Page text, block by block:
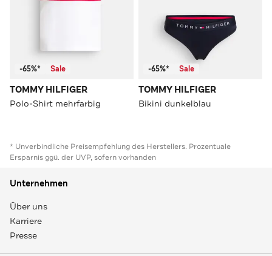
-65%* Sale
TOMMY HILFIGER
Polo-Shirt mehrfarbig
-65%* Sale
TOMMY HILFIGER
Bikini dunkelblau
* Unverbindliche Preisempfehlung des Herstellers. Prozentuale
Ersparnis ggü. der UVP, sofern vorhanden
Unternehmen
Über uns
Karriere
Presse